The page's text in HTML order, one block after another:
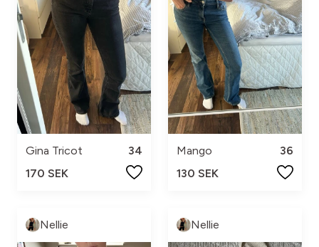
Gina Tricot
34
170 SEK
Mango
36
130 SEK
Nellie Nellie